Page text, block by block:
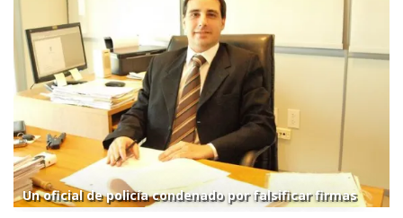
Un oficial de policía condenado por falsificar firmas